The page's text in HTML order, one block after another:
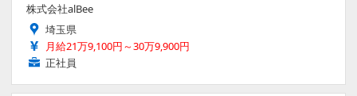
株式会社alBee
埼玉県
月給21万9,100円～30万9,900円
正社員